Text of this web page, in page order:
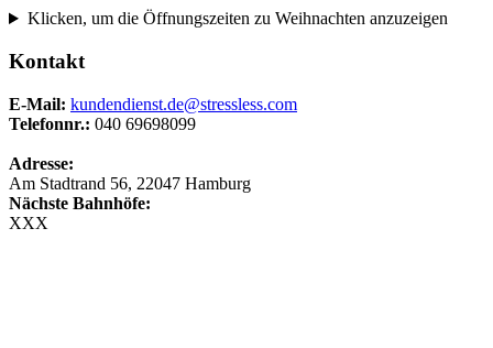
Klicken, um die Öffnungszeiten zu Weihnachten anzuzeigen
Kontakt
E-Mail: kundendienst.de@stressless.com
Telefonnr.: 040 69698099
Adresse:
Am Stadtrand 56, 22047 Hamburg
Nächste Bahnhöfe:
XXX